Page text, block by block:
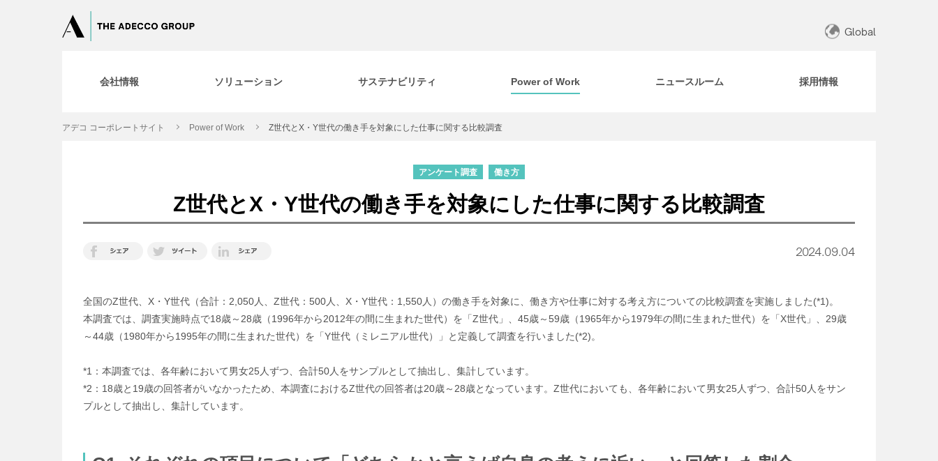
Global
会社情報 ソリューション サステナビリティ Power of Work ニュースルーム 採用情報
アデコ コーポレートサイト Power of Work Z世代とX・Y世代の働き手を対象にした仕事に関する比較調査
アンケート調査 働き方
Z世代とX・Y世代の働き手を対象にした仕事に関する比較調査
2024.09.04
全国のZ世代、X・Y世代（合計：2,050人、Z世代：500人、X・Y世代：1,550人）の働き手を対象に、働き方や仕事に対する考え方についての比較調査を実施しました(*1)。
本調査では、調査実施時点で18歳～28歳（1996年から2012年の間に生まれた世代）を「Z世代」、45歳～59歳（1965年から1979年の間に生まれた世代）を「X世代」、29歳
～44歳（1980年から1995年の間に生まれた世代）を「Y世代（ミレニアル世代）」と定義して調査を行いました(*2)。
*1：本調査では、各年齢において男女25人ずつ、合計50人をサンプルとして抽出し、集計しています。
*2：18歳と19歳の回答者がいなかったため、本調査におけるZ世代の回答者は20歳～28歳となっています。Z世代においても、各年齢において男女25人ずつ、合計50人をサン
プルとして抽出し、集計しています。